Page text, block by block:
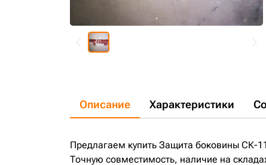
Описание Характеристики
Предлагаем купить Защита боковины СК-
Точную совместимость, наличие на